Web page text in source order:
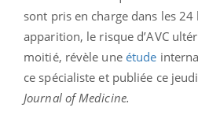
sont pris en charge dans les 24
apparition, le risque d’AVC
moitié, révèle une étude
ce spécialiste et publiée ce
Journal of Medicine.